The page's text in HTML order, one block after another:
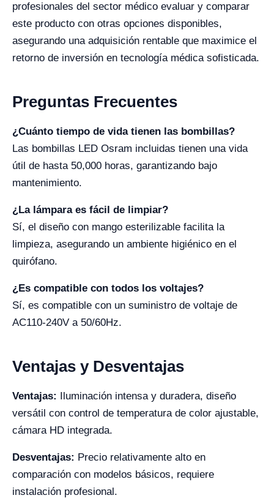
profesionales del sector médico evaluar y comparar
este producto con otras opciones disponibles,
asegurando una adquisición rentable que maximice el
retorno de inversión en tecnología médica sofisticada.
Preguntas Frecuentes
¿Cuánto tiempo de vida tienen las bombillas?
Las bombillas LED Osram incluidas tienen una vida
útil de hasta 50,000 horas, garantizando bajo
mantenimiento.
¿La lámpara es fácil de limpiar?
Sí, el diseño con mango esterilizable facilita la
limpieza, asegurando un ambiente higiénico en el
quirófano.
¿Es compatible con todos los voltajes?
Sí, es compatible con un suministro de voltaje de
AC110-240V a 50/60Hz.
Ventajas y Desventajas
Ventajas: Iluminación intensa y duradera, diseño
versátil con control de temperatura de color ajustable,
cámara HD integrada.
Desventajas: Precio relativamente alto en
comparación con modelos básicos, requiere
instalación profesional.